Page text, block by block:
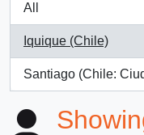
All
Iquique (Chile)
, 1 results
Santiago (Chile:
, 1 results